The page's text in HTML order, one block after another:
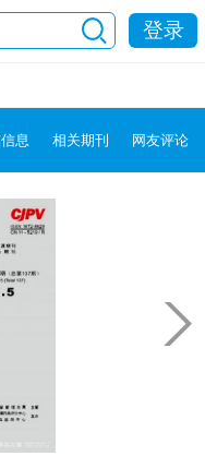
登录
息 相关期刊 网友评论